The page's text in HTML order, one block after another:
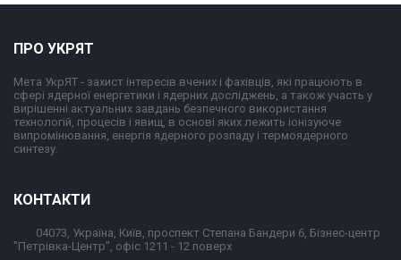
ПРО УКРЯТ
Мета УкрЯТ - захист інтересів вчених і фахівців, які працюють в
сфері ядерної енергетики і ядерних досліджень, а також участь у
вирішенні актуальних завдань безпечного використання
технологій, процесів і явищ, в основі яких лежить іонізуюче
випромінювання, енергія ядерного розпаду і термоядерного
синтезу.
КОНТАКТИ
04073, Україна, Київ, проспект Степана Бандери 6, Бізнес-центр
"Петрівка-Центр", офіс 1211 - 12 поверх